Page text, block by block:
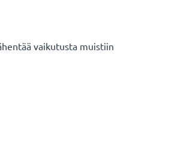
vaikutusta muistiin